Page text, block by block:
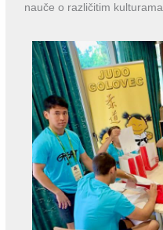
nauče o različitim kulturama.